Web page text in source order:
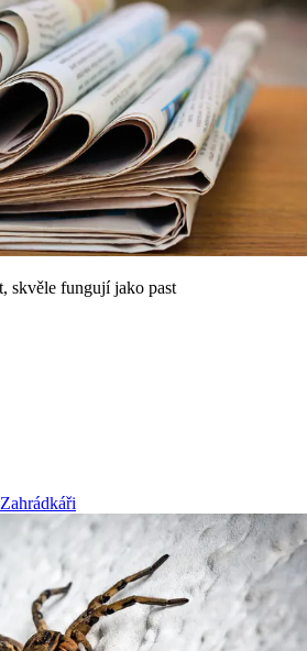
skvěle fungují jako past